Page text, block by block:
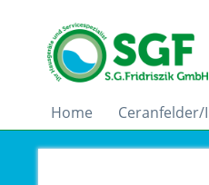
Home